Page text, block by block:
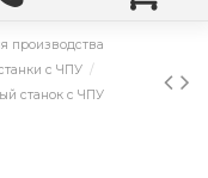
производства
с ЧПУ
станок с ЧПУ